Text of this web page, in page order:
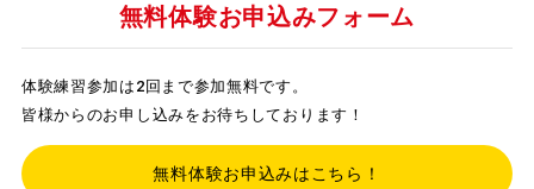
無料体験お申込みフォーム
体験練習参加は2回まで参加無料です。
皆様からのお申し込みをお待ちしております！
無料体験お申込みはこちら！